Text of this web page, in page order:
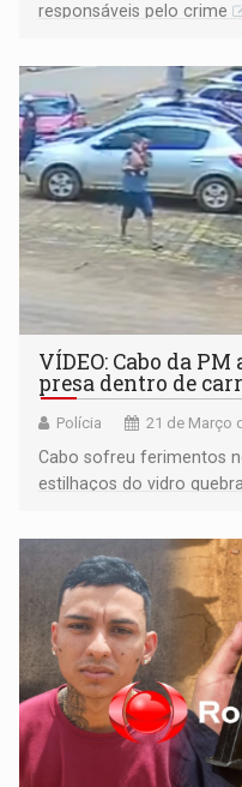
responsáveis pelo crime
VÍDEO: Cabo da
presa dentro de
Polícia 21 de Março
Cabo sofreu ferimentos
estilhaços do vidro